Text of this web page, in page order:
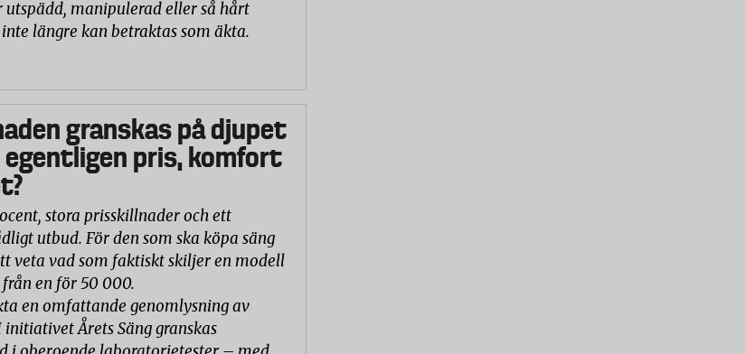
utspädd, manipulerad eller så hårt
längre kan betraktas som äkta.
granskas på djupet
egentligen pris, komfort
stora prisskillnader och ett
utbud. För den som ska köpa säng
veta vad som faktiskt skiljer en modell
en för 50 000.
en omfattande genomlysning av
Årets Säng granskas